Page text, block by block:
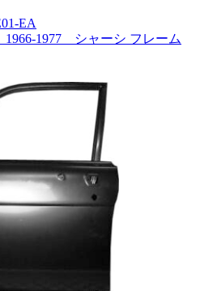
1977 シャーシ フレーム